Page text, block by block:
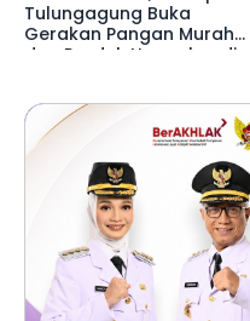
Tulungagung Buka
Gerakan Pangan Murah
dan Produk Unggulan di